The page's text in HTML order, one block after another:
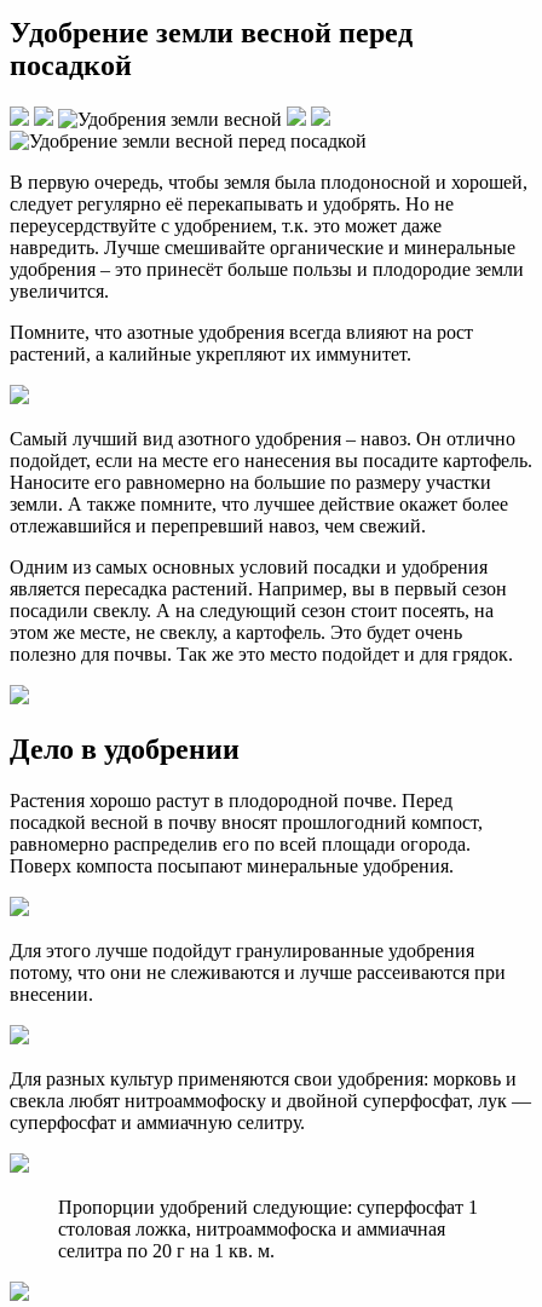
Удобрение земли весной перед
посадкой
В первую очередь, чтобы земля была плодоносной и хорошей,
следует регулярно её перекапывать и удобрять. Но не
переусердствуйте с удобрением, т.к. это может даже
навредить. Лучше смешивайте органические и минеральные
удобрения – это принесёт больше пользы и плодородие земли
увеличится.
Помните, что азотные удобрения всегда влияют на рост
растений, а калийные укрепляют их иммунитет.
Самый лучший вид азотного удобрения – навоз. Он отлично
подойдет, если на месте его нанесения вы посадите картофель.
Наносите его равномерно на большие по размеру участки
земли. А также помните, что лучшее действие окажет более
отлежавшийся и перепревший навоз, чем свежий.
Одним из самых основных условий посадки и удобрения
является пересадка растений. Например, вы в первый сезон
посадили свеклу. А на следующий сезон стоит посеять, на
этом же месте, не свеклу, а картофель. Это будет очень
полезно для почвы. Так же это место подойдет и для грядок.
Дело в удобрении
Растения хорошо растут в плодородной почве. Перед
посадкой весной в почву вносят прошлогодний компост,
равномерно распределив его по всей площади огорода.
Поверх компоста посыпают минеральные удобрения.
Для этого лучше подойдут гранулированные удобрения
потому, что они не слеживаются и лучше рассеиваются при
внесении.
Для разных культур применяются свои удобрения: морковь и
свекла любят нитроаммофоску и двойной суперфосфат, лук —
суперфосфат и аммиачную селитру.
Пропорции удобрений следующие: суперфосфат 1
столовая ложка, нитроаммофоска и аммиачная
селитра по 20 г на 1 кв. м.